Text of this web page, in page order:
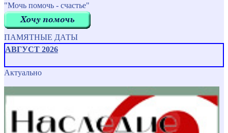
"Мочь помочь - счастье"
ПАМЯТНЫЕ ДАТЫ
АВГУСТ 2026
Актуально